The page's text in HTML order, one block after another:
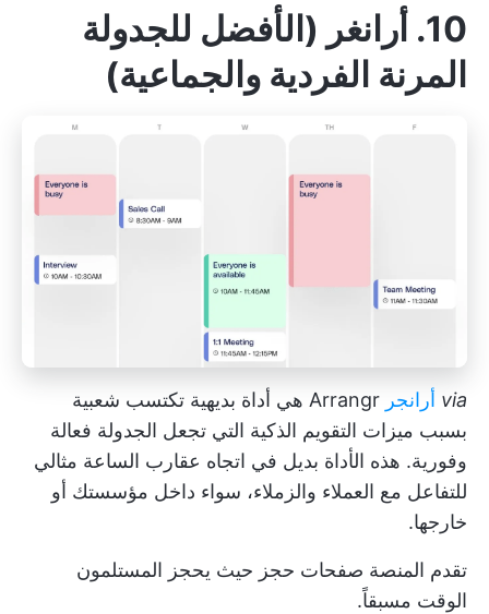
10. أرانغر (الأفضل للجدولة
المرنة الفردية والجماعية)
via أرانجر
Arrangr هي أداة بديهية تكتسب شعبية
بسبب ميزات التقويم الذكية التي تجعل الجدولة فعالة
وفورية. هذه الأداة بديل في اتجاه عقارب الساعة مثالي
للتفاعل مع العملاء والزملاء، سواء داخل مؤسستك أو
خارجها.
تقدم المنصة صفحات حجز حيث يحجز المستلمون
الوقت مسبقاً.